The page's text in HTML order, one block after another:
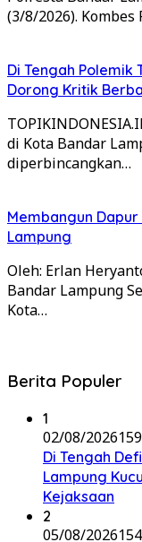
(3/8/2026). Kombes
Di Tengah Polemik
Dorong Kritik
di Kota Bandar
diperbincangkan…
Membangun
Lampung
Oleh: Erlan
Bandar Lampung
Kota…
Berita Populer
1
02/08/2026
Di Tengah
Lampung
Kejaksaan
2
05/08/2026